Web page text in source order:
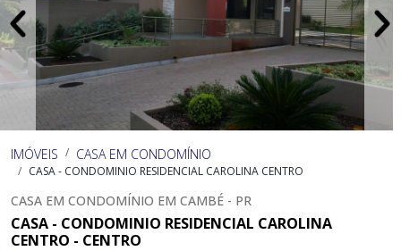
CONTATO
IMÓVEIS CASA EM CONDOMÍNIO
CASA - CONDOMINIO RESIDENCIAL CAROLINA CENTRO
CASA EM CONDOMÍNIO EM CAMBÉ - PR
CASA - CONDOMINIO RESIDENCIAL CAROLINA
CENTRO - CENTRO